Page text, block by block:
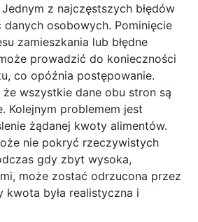
z najczęstszych błędów
osobowych. Pominięcie
zamieszkania lub błędne
prowadzić do konieczności
co opóźnia postępowanie.
wszystkie dane obu stron są
Kolejnym problemem jest
żądanej kwoty alimentów.
nie pokryć rzeczywistych
gdy zbyt wysoka,
może zostać odrzucona przez
kwota była realistyczna i